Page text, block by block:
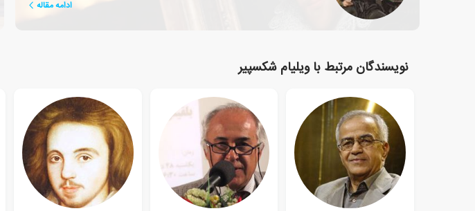
ادامه مقاله
نویسندگان مرتبط با ویلیام شکسپیر